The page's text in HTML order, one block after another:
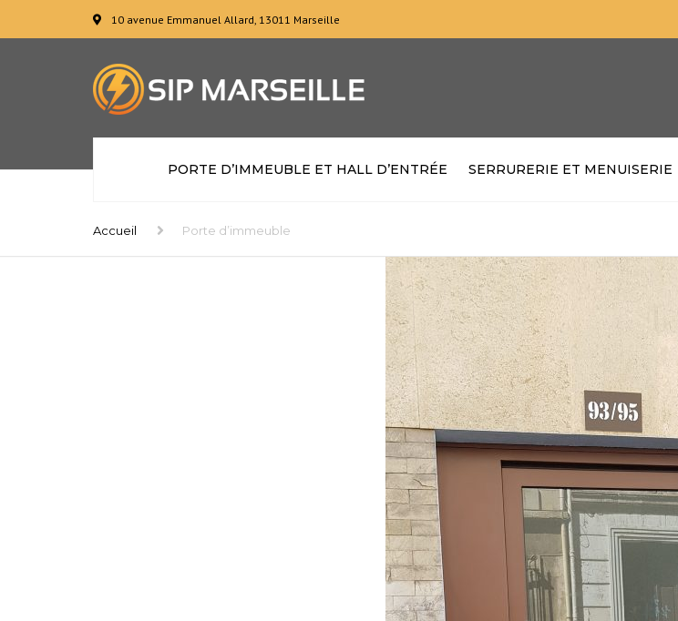
10 avenue Emmanuel Allard, 13011 Marseille
PORTE D’IMMEUBLE ET HALL D’ENTRÉE SERRURERIE ET MENUISERIE
Accueil Porte d’immeuble